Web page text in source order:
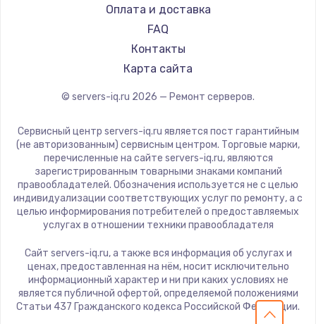
Оплата и доставка
FAQ
Контакты
Карта сайта
© servers-iq.ru 2026 — Ремонт серверов.
Сервисный центр servers-iq.ru является пост гарантийным
(не авторизованным) сервисным центром. Торговые марки,
перечисленные на сайте servers-iq.ru, являются
зарегистрированным товарными знаками компаний
правообладателей. Обозначения используется не с целью
индивидуализации соответствующих услуг по ремонту, а с
целью информирования потребителей о предоставляемых
услугах в отношении техники правообладателя
Сайт servers-iq.ru, а также вся информация об услугах и
ценах, предоставленная на нём, носит исключительно
информационный характер и ни при каких условиях не
является публичной офертой, определяемой положениями
Статьи 437 Гражданского кодекса Российской Федерации.